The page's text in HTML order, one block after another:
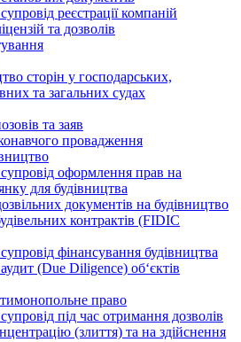
реєстрації компаній
та дозволів
сторін у господарських,
та загальних судах
та заяв
провадження
оформлення прав на
для будівництва
документів на будівництво
контрактів (FIDIC
фінансування будівництва
(Due Diligence) об‘єктів
право
під час отримання дозволів
(злиття) та на здійснення